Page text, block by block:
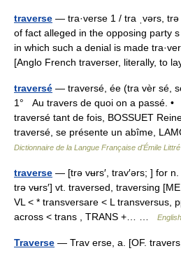
traverse — tra·verse 1 / tra ˌvərs,
of fact alleged in the opposing party
in which such a denial is made
[Anglo French traverser, literally, to
traversé — traversé, ée (tra vèr sé,
1° Au travers de quoi on a passé. •
traversé tant de fois, BOSSUET
traversé, se présente un abîme,
Dictionnaire de la Langue Française d'Émile Littré
traverse — [trə vʉrs′, trav′ərs; ] for n.
trə vʉrs′] vt. traversed, traversing
VL < * transversare < L transversus,
across < trans , TRANS +… …
Traverse — Trav erse, a. [OF.